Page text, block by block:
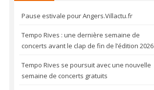
Pause estivale pour Angers.Villactu.fr
Tempo Rives : une dernière semaine de
concerts avant le clap de fin de l’édition 2026
Tempo Rives se poursuit avec une nouvelle
semaine de concerts gratuits